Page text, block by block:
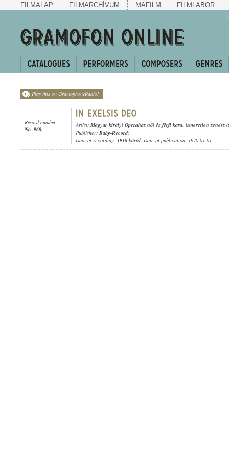
FILMALAP FILMARCHÍVUM MAFILM FILMLABOR
Play this on GramophoneRadio!
Record number:
No. 960.
Artist: Magyar királyi Operaház női és férfi kara, ismeretlen zenész
Publisher: Baby-Record;
Date of recording: 1910 körül; Date of publication: 1970-01-01